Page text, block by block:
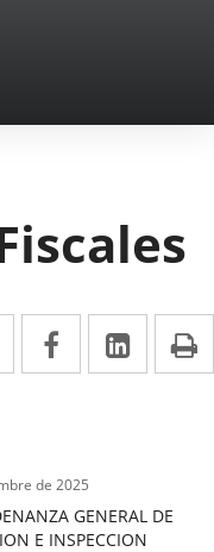
Twitter
Enlace Facebook
Enlace
a
externa.
Enlace
a
GENERAL DE
E INSPECCION
de 2025